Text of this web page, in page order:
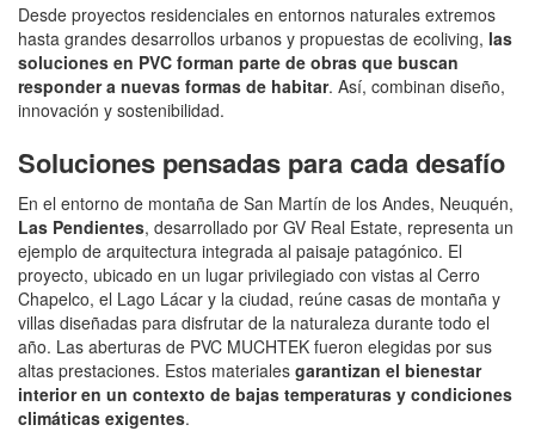
Desde proyectos residenciales en entornos naturales extremos
hasta grandes desarrollos urbanos y propuestas de ecoliving, las
soluciones en PVC forman parte de obras que buscan
responder a nuevas formas de habitar. Así, combinan diseño,
innovación y sostenibilidad.
Soluciones pensadas para cada desafío
En el entorno de montaña de San Martín de los Andes, Neuquén,
Las Pendientes, desarrollado por GV Real Estate, representa un
ejemplo de arquitectura integrada al paisaje patagónico. El
proyecto, ubicado en un lugar privilegiado con vistas al Cerro
Chapelco, el Lago Lácar y la ciudad, reúne casas de montaña y
villas diseñadas para disfrutar de la naturaleza durante todo el
año. Las aberturas de PVC MUCHTEK fueron elegidas por sus
altas prestaciones. Estos materiales garantizan el bienestar
interior en un contexto de bajas temperaturas y condiciones
climáticas exigentes.